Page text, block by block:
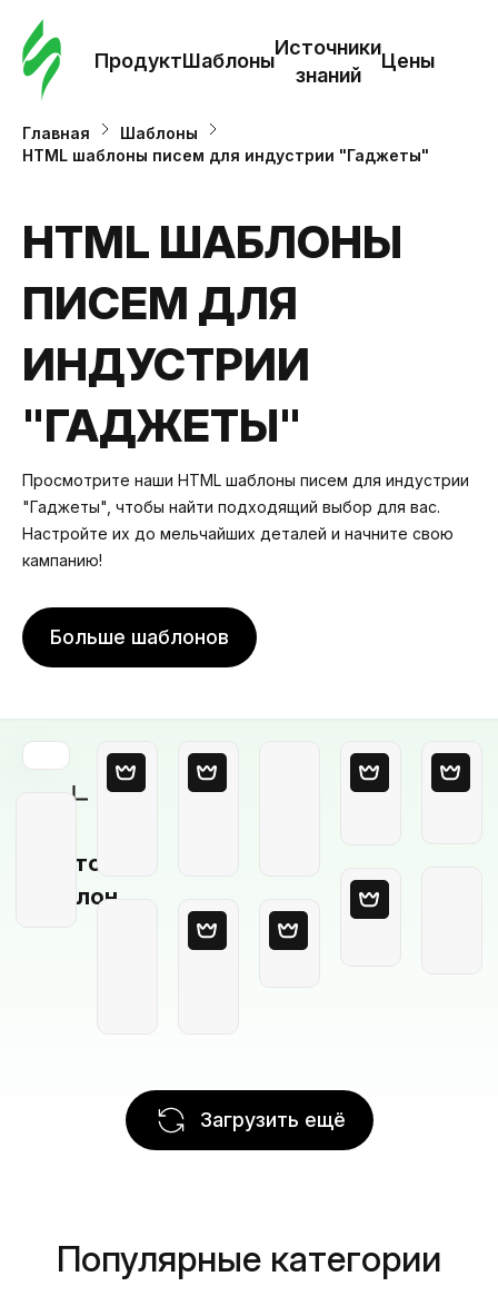
ПродуктШаблоны
Источники
знаний
Цены
Главная
Шаблоны
HTML шаблоны писем для индустрии "Гаджеты"
HTML ШАБЛОНЫ
ПИСЕМ ДЛЯ
ИНДУСТРИИ
"ГАДЖЕТЫ"
Просмотрите наши HTML шаблоны писем для индустрии
"Гаджеты", чтобы найти подходящий выбор для вас.
Настройте их до мельчайших деталей и начните свою
кампанию!
Больше шаблонов
Пустой
шаблон
Загрузить ещё
Популярные категории